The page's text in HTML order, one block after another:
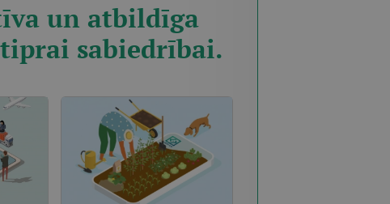
un atbildīga
sabiedrībai.